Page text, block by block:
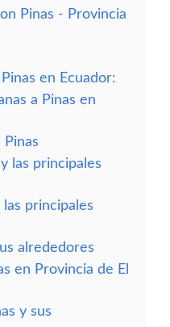
Pinas - Provincia
en Ecuador:
a Pinas en
las principales
principales
alrededores
en Provincia de El
y sus